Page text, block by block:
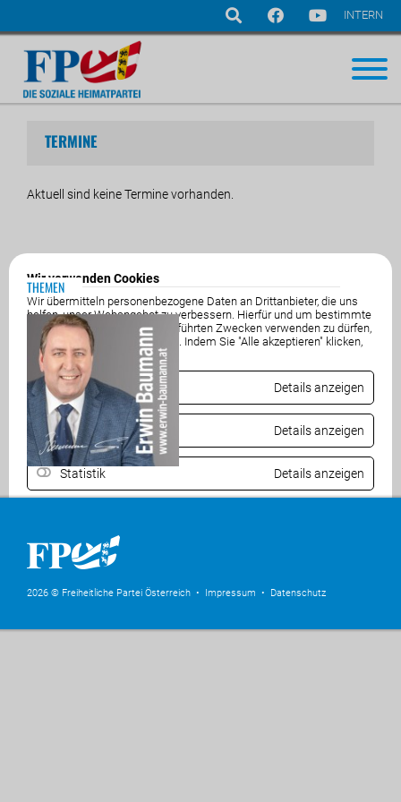
Navigation
Wir verwenden Cookies
Wir übermitteln personenbezogene Daten an Drittanbieter, die uns
helfen, unser Webangebot zu verbessern. Hierfür und um bestimmte
Dienste zu nachfolgend aufgeführten Zwecken verwenden zu dürfen,
benötigen wir Ihre Einwilligung. Indem Sie "Alle akzeptieren" klicken,
stimmen Sie diesen zu.
Essenziell Details anzeigen
Komfort Details anzeigen
Statistik Details anzeigen
INTERN
TERMINE
Aktuell sind keine Termine vorhanden.
THEMEN
2026 © Freiheitliche Partei Österreich • Impressum • Datenschutz